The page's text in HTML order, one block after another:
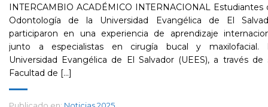
INTERCAMBIO ACADÉMICO INTERNACIONAL Estudiantes
Odontología de la Universidad Evangélica de El
participaron en una experiencia de aprendizaje
junto a especialistas en cirugía bucal y maxilofacial.
Universidad Evangélica de El Salvador (UEES), a través de
Facultad de [...]